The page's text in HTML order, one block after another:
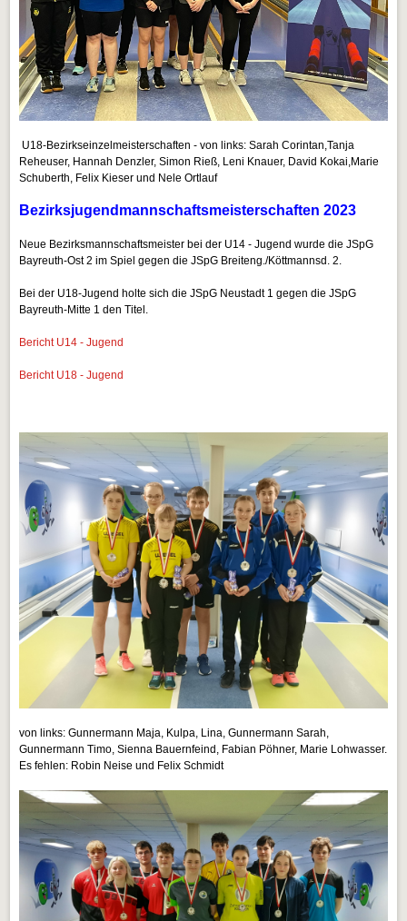
U18-Bezirkseinzelmeisterschaften - von links: Sarah Corintan,Tanja
Reheuser, Hannah Denzler, Simon Rieß, Leni Knauer, David Kokai,Marie
Schuberth, Felix Kieser und Nele Ortlauf
Bezirksjugendmannschaftsmeisterschaften 2023
Neue Bezirksmannschaftsmeister bei der U14 - Jugend wurde die JSpG
Bayreuth-Ost 2 im Spiel gegen die JSpG Breiteng./Köttmannsd. 2.
Bei der U18-Jugend holte sich die JSpG Neustadt 1 gegen die JSpG
Bayreuth-Mitte 1 den Titel.
Bericht U14 - Jugend
Bericht U18 - Jugend
von links: Gunnermann Maja, Kulpa, Lina, Gunnermann Sarah,
Gunnermann Timo, Sienna Bauernfeind, Fabian Pöhner, Marie Lohwasser.
Es fehlen: Robin Neise und Felix Schmidt